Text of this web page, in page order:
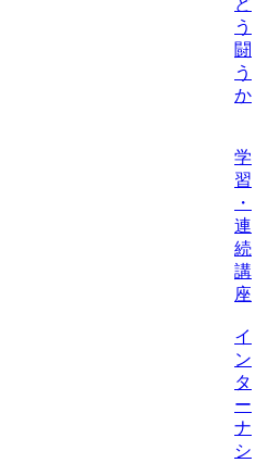
ど
う
闘
う
か
学
習
・
連
続
講
座
イ
ン
タ
ー
ナ
シ